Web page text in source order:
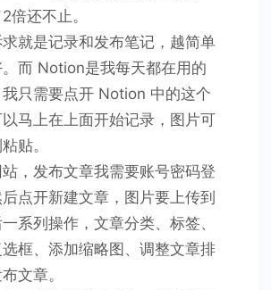
倍还不止。
就是记录和发布笔记，越简单
而 Notion是我每天都在用的
只需要点开 Notion 中的这个
马上在上面开始记录，图片可
贴。
，发布文章我需要账号密码登
点开新建文章，图片要上传到
系列操作，文章分类、标签、
框、添加缩略图、调整文章排
文章。